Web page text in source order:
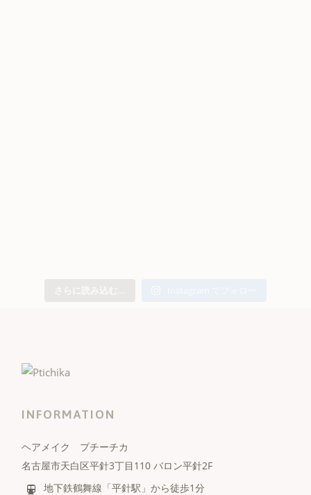
INFORMATION
ヘアメイク プチーチカ
名古屋市天白区平針3丁目110 バロン平針2F
地下鉄鶴舞線「平針駅」から徒歩1分